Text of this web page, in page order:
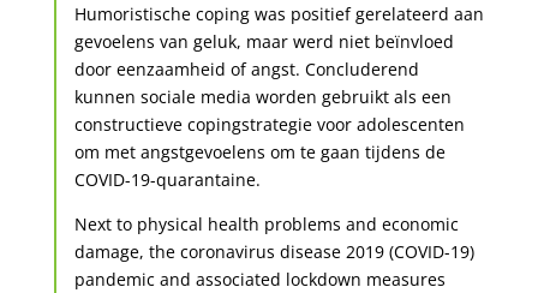
Humoristische coping was positief gerelateerd aan
gevoelens van geluk, maar werd niet beïnvloed
door eenzaamheid of angst. Concluderend
kunnen sociale media worden gebruikt als een
constructieve copingstrategie voor adolescenten
om met angstgevoelens om te gaan tijdens de
COVID-19-quarantaine.
Next to physical health problems and economic
damage, the coronavirus disease 2019 (COVID-19)
pandemic and associated lockdown measures